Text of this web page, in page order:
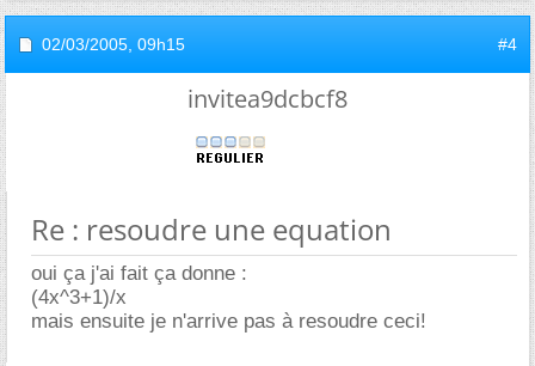
02/03/2005, 09h15 #4
invitea9dcbcf8
Re : resoudre une equation
oui ça j'ai fait ça donne :
(4x^3+1)/x
mais ensuite je n'arrive pas à resoudre ceci!